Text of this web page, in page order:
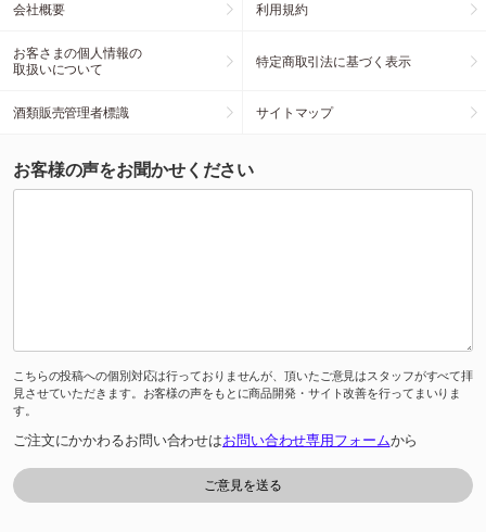
会社概要 利用規約
お客さまの個人情報の
取扱いについて
特定商取引法に基づく表示
酒類販売管理者標識 サイトマップ
お客様の声をお聞かせください
こちらの投稿への個別対応は行っておりませんが、頂いたご意見はスタッフがすべて拝
見させていただきます。お客様の声をもとに商品開発・サイト改善を行ってまいりま
す。
ご注文にかかわるお問い合わせはお問い合わせ専用フォームから